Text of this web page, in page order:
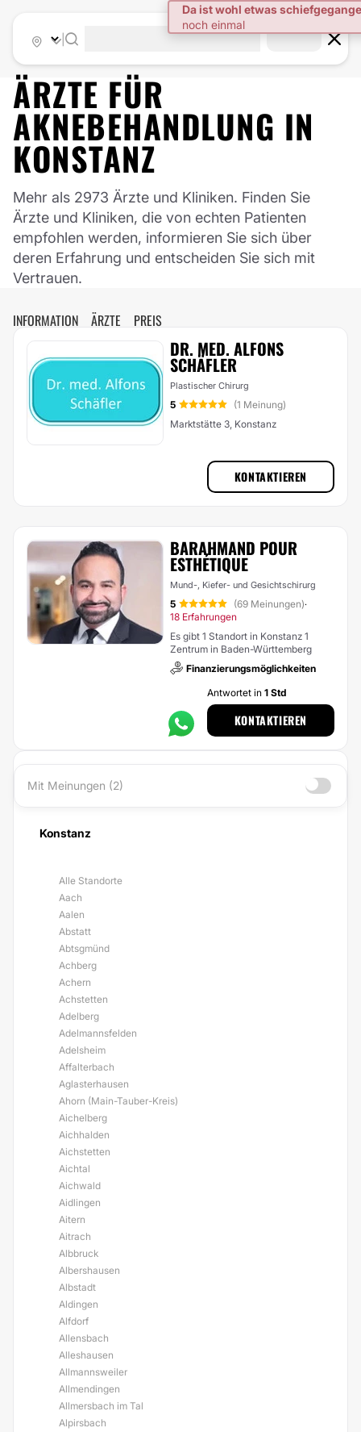
ÄRZTE FÜR
AKNEBEHANDLUNG IN
KONSTANZ
Mehr als 2973 Ärzte und Kliniken. Finden Sie
Ärzte und Kliniken, die von echten Patienten
empfohlen werden, informieren Sie sich über
deren Erfahrung und entscheiden Sie sich mit
Vertrauen.
INFORMATION ÄRZTE PREIS
DR. MED. ALFONS
SCHÄFLER
Plastischer Chirurg
5
(1 Meinung)
Marktstätte 3, Konstanz
KONTAKTIEREN
BARAHMAND POUR
ESTHÉTIQUE
Mund-, Kiefer- und Gesichtschirurg
5 (69 Meinungen)·
18 Erfahrungen
Es gibt 1 Standort in Konstanz 1
Zentrum in Baden-Württemberg
Finanzierungsmöglichkeiten
Antwortet in 1 Std
KONTAKTIEREN
Mit Meinungen (2)
Konstanz
Alle Standorte
Aach
Aalen
Abstatt
Abtsgmünd
Achberg
Achern
Achstetten
Adelberg
Adelmannsfelden
Adelsheim
Affalterbach
Aglasterhausen
Ahorn (Main-Tauber-Kreis)
Aichelberg
Aichhalden
Aichstetten
Aichtal
Aichwald
Aidlingen
Aitern
Aitrach
Albbruck
Albershausen
Albstadt
Aldingen
Alfdorf
Allensbach
Alleshausen
Allmannsweiler
Allmendingen
Allmersbach im Tal
Alpirsbach